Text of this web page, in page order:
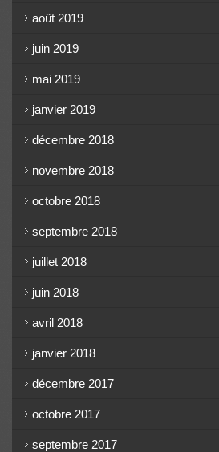
août 2019
juin 2019
mai 2019
janvier 2019
décembre 2018
novembre 2018
octobre 2018
septembre 2018
juillet 2018
juin 2018
avril 2018
janvier 2018
décembre 2017
octobre 2017
septembre 2017